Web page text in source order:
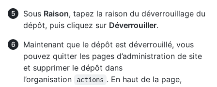
Sous Raison, tapez la raison du déverrouillage du
dépôt, puis cliquez sur Déverrouiller.
Maintenant que le dépôt est déverrouillé, vous
pouvez quitter les pages d’administration de site
et supprimer le dépôt dans
l’organisation
actions . En haut de la page,